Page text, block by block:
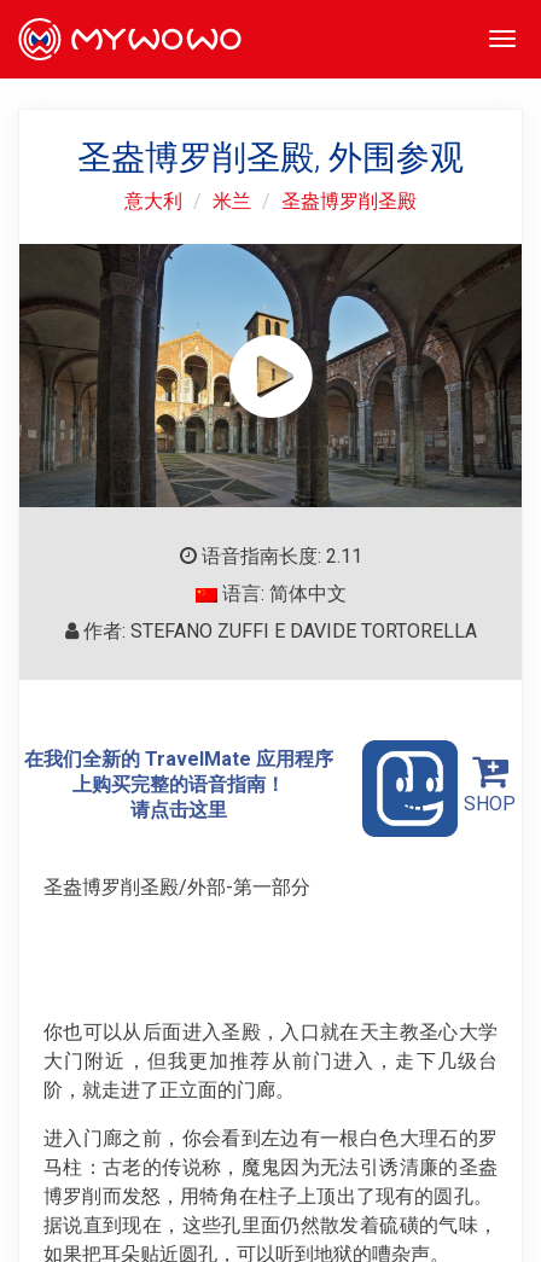
圣盎博罗削圣殿, 外围参观
意大利 米兰 圣盎博罗削圣殿
语音指南长度: 2.11
语言: 简体中文
作者: STEFANO ZUFFI E DAVIDE TORTORELLA
在我们全新的 TravelMate 应用程序
上购买完整的语音指南！
请点击这里
SHOP
圣盎博罗削圣殿/外部-第一部分
你也可以从后面进入圣殿，入口就在天主教圣心大学
大门附近，但我更加推荐从前门进入，走下几级台
阶，就走进了正立面的门廊。
进入门廊之前，你会看到左边有一根白色大理石的罗
马柱：古老的传说称，魔鬼因为无法引诱清廉的圣盎
博罗削而发怒，用犄角在柱子上顶出了现有的圆孔。
据说直到现在，这些孔里面仍然散发着硫磺的气味，
如果把耳朵贴近圆孔，可以听到地狱的嘈杂声。